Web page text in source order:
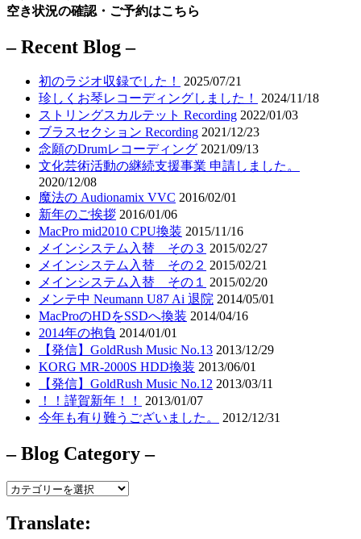
空き状況の確認・ご予約はこちら
– Recent Blog –
初のラジオ収録でした！
2025/07/21
珍しくお琴レコーディングしました！
2024/11/18
ストリングスカルテット Recording 2022/01/03
ブラスセクション Recording 2021/12/23
念願のDrumレコーディング 2021/09/13
文化芸術活動の継続支援事業 申請しました。
2020/12/08
魔法の Audionamix VVC 2016/02/01
新年のご挨拶 2016/01/06
MacPro mid2010 CPU換装 2015/11/16
メインシステム入替 その３ 2015/02/27
メインシステム入替 その２ 2015/02/21
メインシステム入替 その１ 2015/02/20
メンテ中 Neumann U87 Ai 退院 2014/05/01
MacProのHDをSSDへ換装 2014/04/16
2014年の抱負 2014/01/01
【発信】GoldRush Music No.13 2013/12/29
KORG MR-2000S HDD換装 2013/06/01
【発信】GoldRush Music No.12 2013/03/11
！！謹賀新年！！
2013/01/07
今年も有り難うございました。
2012/12/31
– Blog Category –
–
Category
–
Translate: